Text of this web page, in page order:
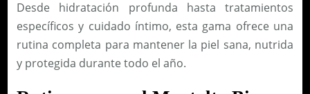
Desde hidratación profunda hasta tratamientos
específicos y cuidado íntimo, esta gama ofrece una
rutina completa para mantener la piel sana, nutrida
y protegida durante todo el año.